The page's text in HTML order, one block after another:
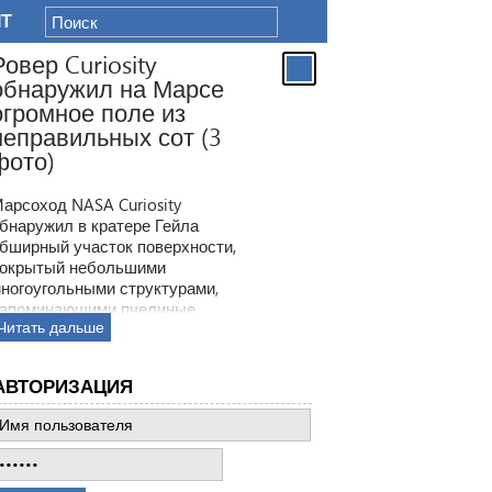
Curiosity
на Марсе
поле из
сот (3
NASA Curiosity
в кратере Гейла
участок поверхности,
небольшими
структурами,
пчелиные
Ранее ровер находил
все предыдущее такие
дальше